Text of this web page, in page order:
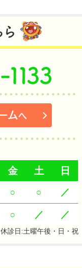
金 土 日
○ ○ ／
○ ／ ／
休診日:土曜午後・日・祝